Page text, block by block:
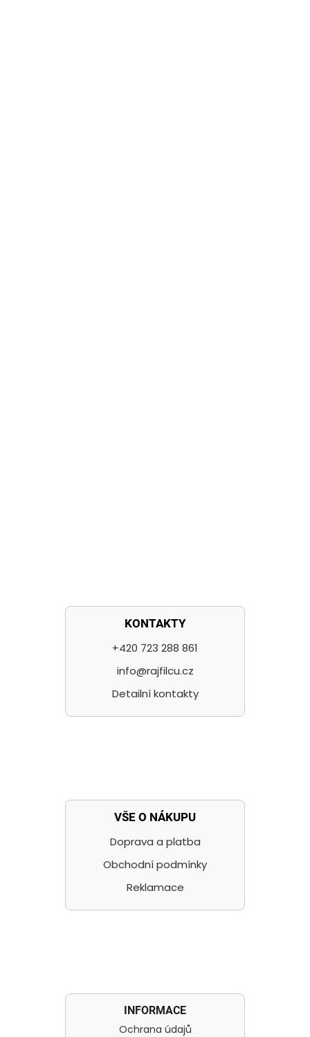
KONTAKTY
+420 723 288 861
info@rajfilcu.cz
Detailní kontakty
VŠE O NÁKUPU
Doprava a platba
Obchodní podmínky
Reklamace
INFORMACE
Ochrana údajů